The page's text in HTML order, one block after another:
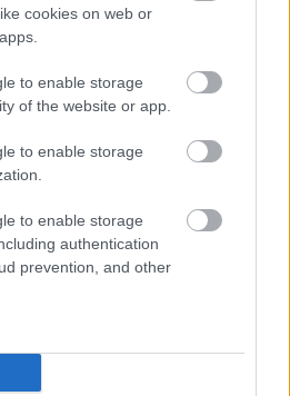
cookies on web or
to enable storage
of the website or app.
to enable storage
to enable storage
authentication
prevention, and other
Πόσο αυξάνεται το